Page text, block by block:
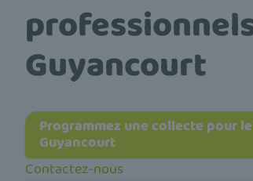
Guyancourt
Programmez une collecte pour
Guyancourt
Contactez-nous